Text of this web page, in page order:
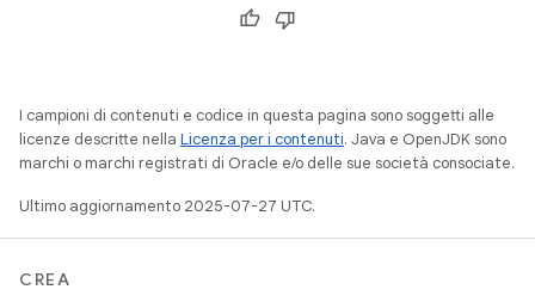
I campioni di contenuti e codice in questa pagina sono soggetti alle
licenze descritte nella Licenza per i contenuti. Java e OpenJDK sono
marchi o marchi registrati di Oracle e/o delle sue società consociate.
Ultimo aggiornamento 2025-07-27 UTC.
CREA